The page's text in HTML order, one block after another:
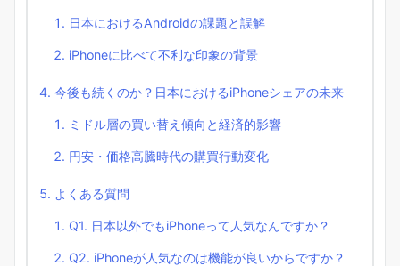
日本におけるAndroidの課題と誤解
iPhoneに比べて不利な印象の背景
今後も続くのか？日本におけるiPhoneシェアの未来
ミドル層の買い替え傾向と経済的影響
円安・価格高騰時代の購買行動変化
よくある質問
Q1. 日本以外でもiPhoneって人気なんですか？
Q2. iPhoneが人気なのは機能が良いからですか？